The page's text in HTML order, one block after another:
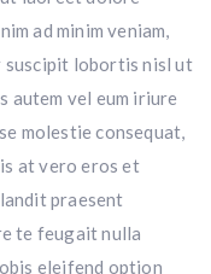
ad minim veniam,
suscipit lobortis nisl ut
autem vel eum iriure
molestie consequat,
at vero eros et
praesent
te feugait nulla
eleifend option